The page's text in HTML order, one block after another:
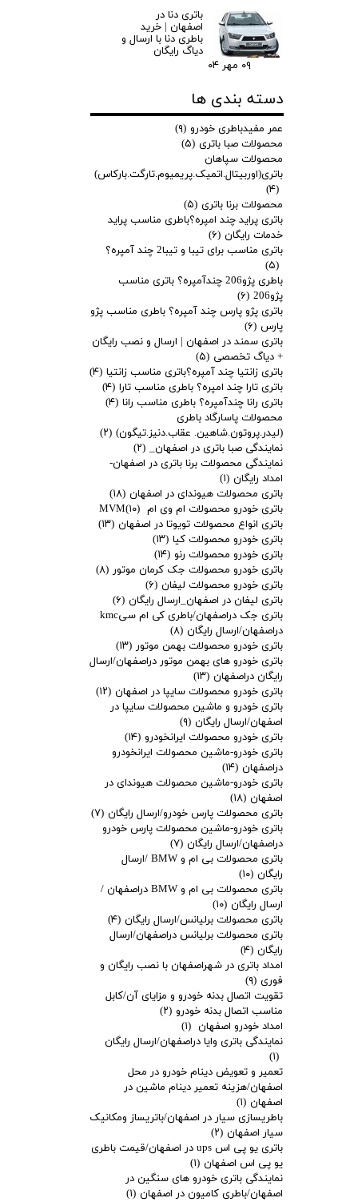
باتری دنا در
اصفهان | خرید
باطری دنا با ارسال و
دیاگ رایگان
۰۹ مهر ۰۴
دسته بندی ها
عمر مفیدباطری خودرو (۹)
محصولات صبا باتری (۵)
محصولات سپاهان
باتری(اوربیتال.اتمیک.پریمیوم.تارگت.بارکاس)
(۴)
محصولات برنا باتری (۵)
باتری پراید چند امپره؟باطری مناسب پراید
خدمات رایگان (۶)
باتری مناسب برای تیبا و تیبا2 چند آمپره؟
(۵)
باطری پژو206 چندآمپره؟ باتری مناسب
پژو206
(۶)
باتری پژو پارس چند آمپره؟ باطری مناسب پژو
پارس (۶)
باتری سمند در اصفهان | ارسال و نصب رایگان
+ دیاگ تخصصی (۵)
باتری زانتیا چند آمپره؟باتری مناسب زانتیا (۴)
باتری تارا چند امپره؟ باطری مناسب تارا (۴)
باتری رانا چندآمپره؟ باطری مناسب رانا (۴)
محصولات پاسارگاد باطری
(لیدر.پروتون.شاهین. عقاب.دنیز.تیگون) (۲)
نمایندگی صبا باتری در اصفهان_ (۲)
نمایندگی محصولات برنا باتری در اصفهان-
امداد رایگان (۱)
باتری محصولات هیوندای در اصفهان (۱۸)
باتری خودرو محصولات ام وی ام MVM (۱۰)
باتری انواع محصولات تویوتا در اصفهان (۱۳)
باتری خودرو محصولات کیا (۱۳)
باتری خودرو محصولات رنو (۱۴)
باتری خودرو محصولات جک کرمان موتور (۸)
باتری خودرو محصولات لیفان (۶)
باتری لیفان در اصفهان_ارسال رایگان (۶)
باتری جک دراصفهان/باطری کی ام سیkmc
دراصفهان/ارسال رایگان (۸)
باتری خودرو محصولات بهمن موتور (۱۳)
باتری خودرو های بهمن موتور دراصفهان/ارسال
رایگان دراصفهان (۱۳)
باتری خودرو محصولات سایپا در اصفهان (۱۲)
باتری خودرو و ماشین محصولات سایپا در
اصفهان/ارسال رایگان (۹)
باتری خودرو محصولات ایرانخودرو (۱۴)
باتری خودرو-ماشین محصولات ایرانخودرو
دراصفهان (۱۴)
باتری خودرو-ماشین محصولات هیوندای در
اصفهان (۱۸)
باتری محصولات پارس خودرو/ارسال رایگان (۷)
باتری خودرو-ماشین محصولات پارس خودرو
دراصفهان/ارسال رایگان (۷)
باتری محصولات بی ام و BMW /ارسال
رایگان (۱۰)
باتری محصولات بی ام و BMW دراصفهان /
ارسال رایگان (۱۰)
باتری محصولات برلیانس/ارسال رایگان (۴)
باتری محصولات برلیانس دراصفهان/ارسال
رایگان (۴)
امداد باتری در شهراصفهان با نصب رایگان و
فوری (۹)
تقویت اتصال بدنه خودرو و مزایای آن/کابل
مناسب اتصال بدنه خودرو (۲)
امداد خودرو اصفهان (۱)
نمایندگی باتری وایا دراصفهان/ارسال رایگان
(۱)
تعمیر و تعویض دینام خودرو در محل
اصفهان/هزینه تعمیر دینام ماشین در
اصفهان (۱)
باطریسازی سیار در اصفهان/باتریساز ومکانیک
سیار اصفهان (۲)
باتری یو پی اس ups در اصفهان/قیمت باطری
یو پی اس اصفهان (۱)
نمایندگی باتری خودرو های سنگین در
اصفهان/باطری کامیون در اصفهان (۱)